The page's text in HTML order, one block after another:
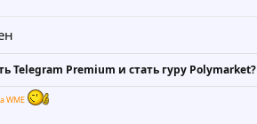
Telegram Premium и стать гуру Polymarket?
WME